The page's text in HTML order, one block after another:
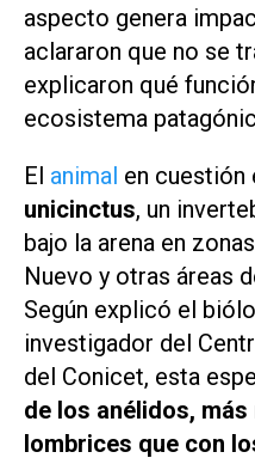
aspecto genera
aclararon que no se
explicaron qué
ecosistema
El animal en cuestión
unicinctus, un
bajo la arena en
Nuevo y otras áreas
Según explicó el
investigador del
del Conicet, esta
de los anélidos,
lombrices que con